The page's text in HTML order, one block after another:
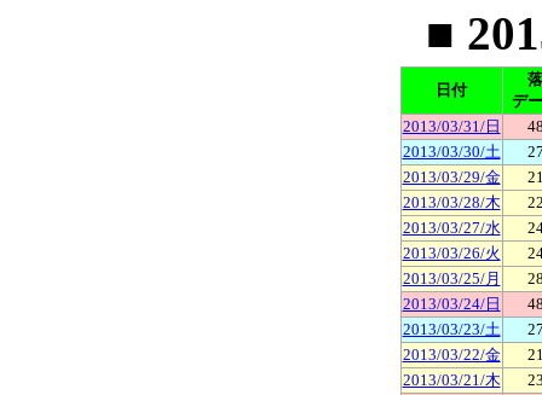
■
日付
デ
2013/03/31/日
2013/03/30/土
2013/03/29/金
2013/03/28/木
2013/03/27/水
2013/03/26/火
2013/03/25/月
2013/03/24/日
2013/03/23/土
2013/03/22/金
2013/03/21/木